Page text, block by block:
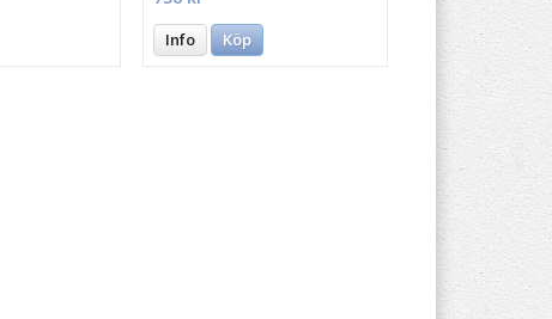
Info Köp